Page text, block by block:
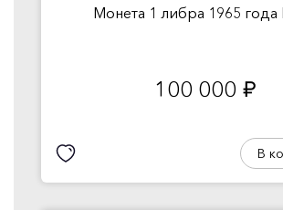
Монета 1 либра 1965 года
100 000 руб.
В